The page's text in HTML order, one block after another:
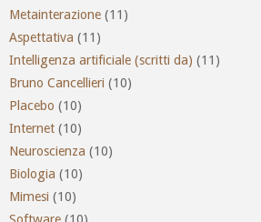
Metainterazione (11)
Aspettativa (11)
Intelligenza artificiale (scritti da) (11)
Bruno Cancellieri (10)
Placebo (10)
Internet (10)
Neuroscienza (10)
Biologia (10)
Mimesi (10)